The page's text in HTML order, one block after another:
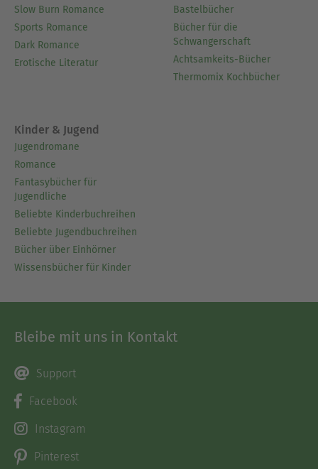
Slow Burn Romance
Sports Romance
Dark Romance
Erotische Literatur
Bastelbücher
Bücher für die
Schwangerschaft
Achtsamkeits-Bücher
Thermomix Kochbücher
Kinder & Jugend
Jugendromane
Romance
Fantasybücher für
Jugendliche
Beliebte Kinderbuchreihen
Beliebte Jugendbuchreihen
Bücher über Einhörner
Wissensbücher für Kinder
Bleibe mit uns in Kontakt
Support
Facebook
Instagram
Pinterest